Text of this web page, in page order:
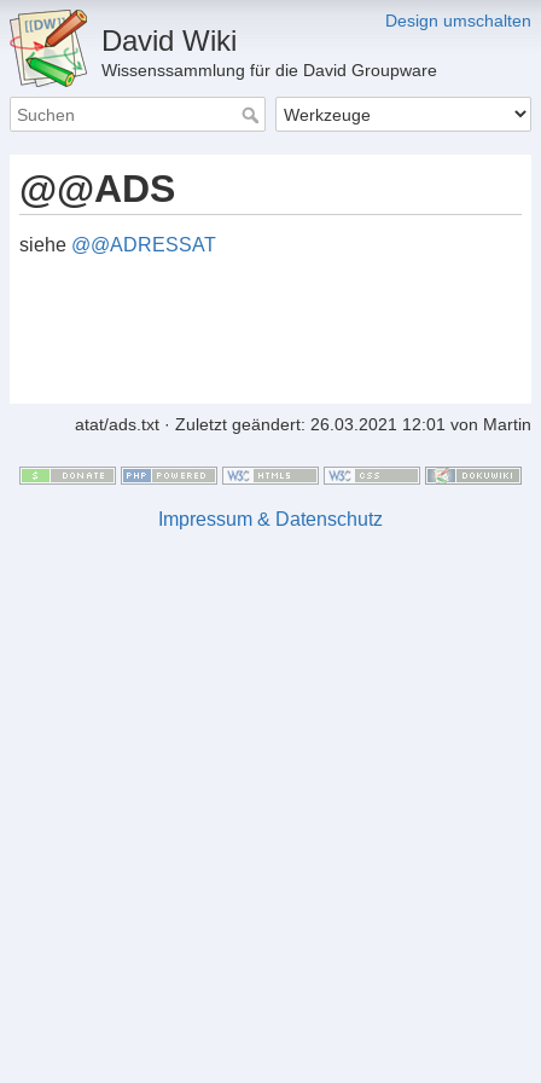
Design umschalten
David Wiki
Wissenssammlung für die David Groupware
@@ADS
siehe @@ADRESSAT
atat/ads.txt · Zuletzt geändert: 26.03.2021 12:01 von Martin
Impressum & Datenschutz